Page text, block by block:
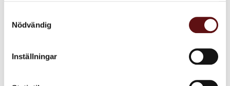
Nödvändig
Inställningar
november (1)